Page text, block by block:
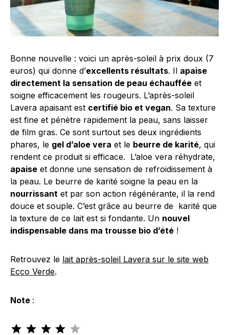
Bonne nouvelle : voici un après-soleil à prix doux (7
euros) qui donne d’excellents résultats. Il apaise
directement la sensation de peau échauffée et
soigne efficacement les rougeurs. L’après-soleil
Lavera apaisant est certifié bio et vegan. Sa texture
est fine et pénètre rapidement la peau, sans laisser
de film gras. Ce sont surtout ses deux ingrédients
phares, le gel d’aloe vera et le beurre de karité, qui
rendent ce produit si efficace. L’aloe vera réhydrate,
apaise et donne une sensation de refroidissement à
la peau. Le beurre de karité soigne la peau en la
nourrissant et par son action régénérante, il la rend
douce et souple. C’est grâce au beurre de karité que
la texture de ce lait est si fondante. Un nouvel
indispensable dans ma trousse bio d’été !
Retrouvez le lait après-soleil Lavera sur le site web
Ecco Verde.
Note :